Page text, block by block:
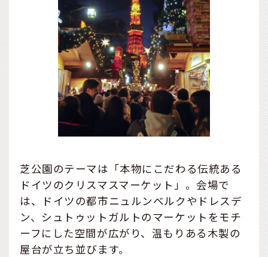
芝公園のテーマは「本物にこだわる伝統ある
ドイツのクリスマスマーケット」。会場で
は、ドイツの都市ニュルンベルクやドレスデ
ン、シュトゥットガルトのマーケットをモチ
ーフにした空間が広がり、温もりある木製の
屋台が立ち並びます。